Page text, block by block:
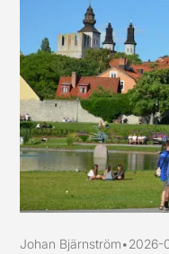
Johan Bjärnström•2026-